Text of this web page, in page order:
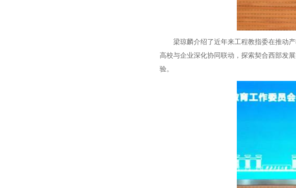
梁琼麟介绍了近年来工程教指委在推动产
高校与企业深化协同联动，探索契合西部发
验。